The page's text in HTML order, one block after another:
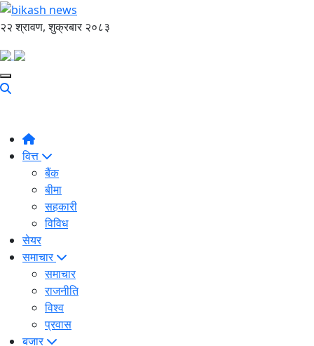
२२ श्रावण, शुक्रबार २०८३
वित्त
बैंक
बीमा
सहकारी
विविध
सेयर
समाचार
समाचार
राजनीति
विश्व
प्रवास
बजार